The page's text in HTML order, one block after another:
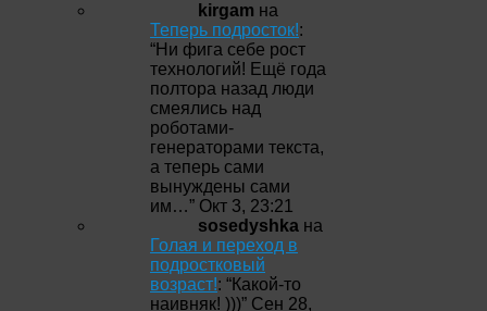
kirgam на
Теперь подросток!:
“Ни фига себе рост
технологий! Ещё года
полтора назад люди
смеялись над
роботами-
генераторами текста,
а теперь сами
вынуждены сами
им…” Окт 3, 23:21
sosedyshka на
Голая и переход в
подростковый
возраст!: “Какой-то
наивняк! )))” Сен 28,